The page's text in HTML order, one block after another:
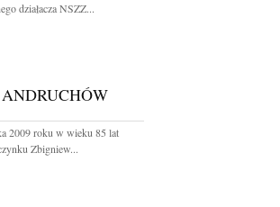
działacza NSZZ...
2009 roku w wieku 85 lat
Zbigniew...